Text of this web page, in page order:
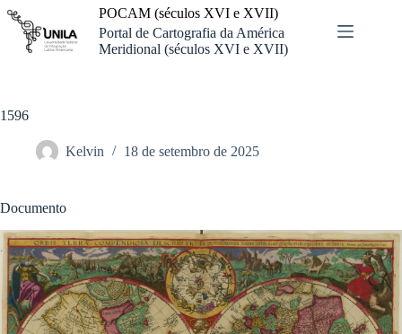
Pular
para
conteúdo
POCAM (séculos XVI e XVII)
Portal de Cartografia da América
Meridional (séculos XVI e XVII)
1596
Kelvin 18 de setembro de 2025
Documento